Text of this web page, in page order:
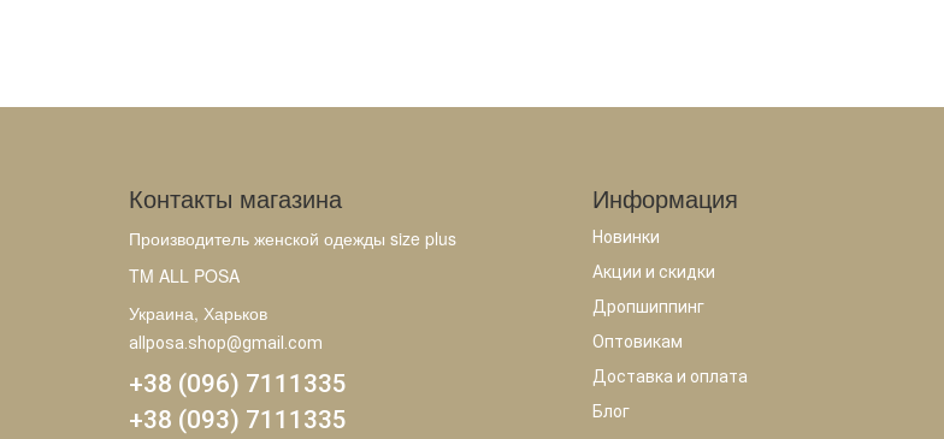
Контакты магазина
Производитель женской одежды size plus
TM ALL POSA
Украина, Харьков
allposa.shop@gmail.com
+38 (096) 7111335
+38 (093) 7111335
Информация
Новинки
Акции и скидки
Дропшиппинг
Оптовикам
Доставка и оплата
Блог